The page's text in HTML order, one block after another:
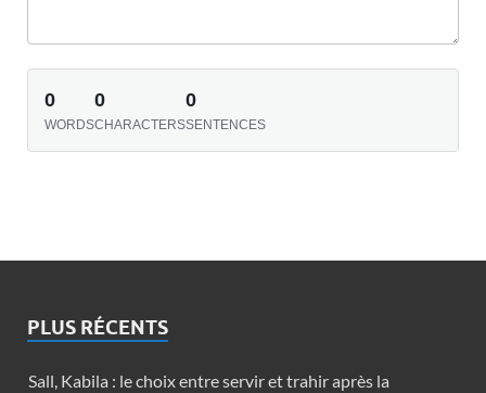
0
WORDS
0
CHARACTERS
0
SENTENCES
PLUS RÉCENTS
Sall, Kabila : le choix entre servir et trahir après la